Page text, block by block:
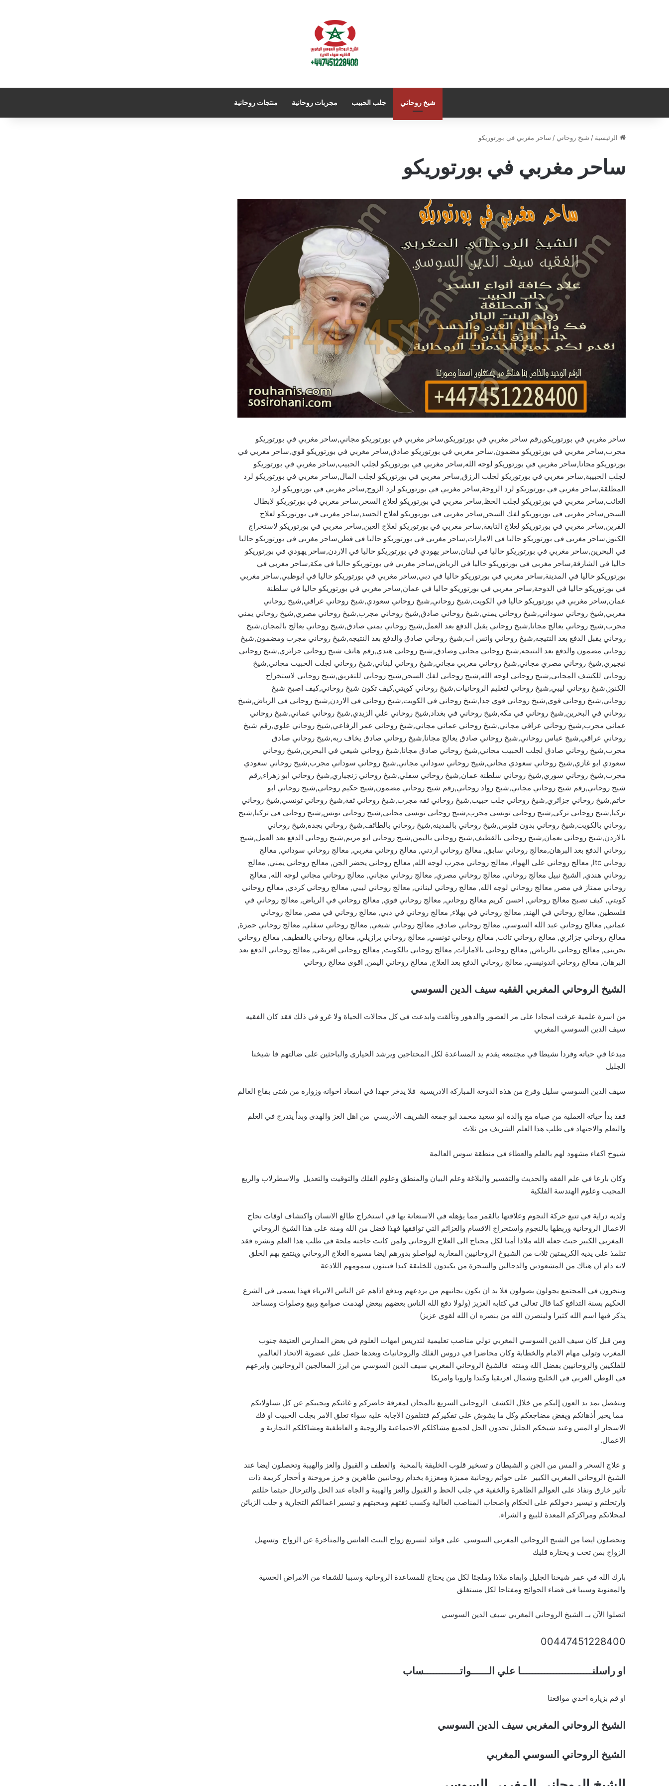
شيخ روحاني جلب الحبيب مجربات روحانية منتجات روحانية
الرئيسية / شيخ روحاني / ساحر مغربي في بورتوريكو
ساحر مغربي في بورتوريكو
ساحر مغربي في بورتوريكو,رقم ساحر مغربي في بورتوريكو,ساحر مغربي في بورتوريكو مجاني,ساحر مغربي في بورتوريكو
مجرب,ساحر مغربي في بورتوريكو مضمون,ساحر مغربي في بورتوريكو صادق,ساحر مغربي في بورتوريكو قوي,ساحر مغربي في
بورتوريكو مجانا,ساحر مغربي في بورتوريكو لوجه الله,ساحر مغربي في بورتوريكو لجلب الحبيب,ساحر مغربي في بورتوريكو
لجلب الحبيبة,ساحر مغربي في بورتوريكو لجلب الرزق,ساحر مغربي في بورتوريكو لجلب المال,ساحر مغربي في بورتوريكو لرد
المطلقة,ساحر مغربي في بورتوريكو لرد الزوجة,ساحر مغربي في بورتوريكو لرد الزوج,ساحر مغربي في بورتوريكو لرد
الغائب,ساحر مغربي في بورتوريكو لجلب الحظ,ساحر مغربي في بورتوريكو لعلاج السحر,ساحر مغربي في بورتوريكو لابطال
السحر,ساحر مغربي في بورتوريكو لفك السحر,ساحر مغربي في بورتوريكو لعلاج الحسد,ساحر مغربي في بورتوريكو لعلاج
القرين,ساحر مغربي في بورتوريكو لعلاج التابعة,ساحر مغربي في بورتوريكو لعلاج العين,ساحر مغربي في بورتوريكو لاستخراج
الكنوز,ساحر مغربي في بورتوريكو حاليا في الامارات,ساحر مغربي في بورتوريكو حاليا في قطر,ساحر مغربي في بورتوريكو حاليا
في البحرين,ساحر مغربي في بورتوريكو حاليا في لبنان,ساحر يهودي في بورتوريكو حاليا في الاردن,ساحر يهودي في بورتوريكو
حاليا في الشارقة,ساحر مغربي في بورتوريكو حاليا في الرياض,ساحر مغربي في بورتوريكو حاليا في مكة,ساحر مغربي في
بورتوريكو حاليا في المدينة,ساحر مغربي في بورتوريكو حاليا في دبي,ساحر مغربي في بورتوريكو حاليا في ابوظبي,ساحر مغربي
في بورتوريكو حاليا في الدوحة,ساحر مغربي في بورتوريكو حاليا في عمان,ساحر مغربي في بورتوريكو حاليا في سلطنة
عمان,ساحر مغربي في بورتوريكو حاليا في الكويت,شيخ روحاني,شيخ روحاني سعودي,شيخ روحاني عراقي,شيخ روحاني
مغربي,شيخ روحاني سوداني,شيخ روحاني يمني,شيخ روحاني صادق,شيخ روحاني مجرب,شيخ روحاني مصري,شيخ روحاني يمني
مجرب,شيخ روحاني يعالج مجانا,شيخ روحاني يقبل الدفع بعد العمل,شيخ روحاني يمني صادق,شيخ روحاني يعالج بالمجان,شيخ
روحاني يقبل الدفع بعد النتيجه,شيخ روحاني واتس اب,شيخ روحاني صادق والدفع بعد النتيجه,شيخ روحاني مجرب ومضمون,شيخ
روحاني مضمون والدفع بعد النتيجه,شيخ روحاني مجاني وصادق,شيخ روحاني هندي,رقم هاتف شيخ روحاني جزائري,شيخ روحاني
نيجيري,شيخ روحاني مصري مجاني,شيخ روحاني مغربي مجاني,شيخ روحاني لبناني,شيخ روحاني لجلب الحبيب مجاني,شيخ
روحاني للكشف المجاني,شيخ روحاني لوجه الله,شيخ روحاني لفك السحر,شيخ روحاني للتفريق,شيخ روحاني لاستخراج
الكنوز,شيخ روحاني ليبي,شيخ روحاني لتعليم الروحانيات,شيخ روحاني كويتي,كيف تكون شيخ روحاني,كيف اصبح شيخ
روحاني,شيخ روحاني قوي,شيخ روحاني قوي جدا,شيخ روحاني في الكويت,شيخ روحاني في الاردن,شيخ روحاني في الرياض,شيخ
روحاني في البحرين,شيخ روحاني في مكه,شيخ روحاني في بغداد,شيخ روحاني علي الزيدي,شيخ روحاني عماني,شيخ روحاني
عماني مجرب,شيخ روحاني عراقي مجاني,شيخ روحاني عماني مجاني,شيخ روحاني عمر الرفاعي,شيخ روحاني علوي,رقم شيخ
روحاني عراقي,شيخ عباس روحاني,شيخ روحاني صادق يعالج مجانا,شيخ روحاني صادق يخاف ربه,شيخ روحاني صادق
مجرب,شيخ روحاني صادق لجلب الحبيب مجاني,شيخ روحاني صادق مجانا,شيخ روحاني شيعي في البحرين,شيخ روحاني
سعودي ابو غازي,شيخ روحاني سعودي مجاني,شيخ روحاني سوداني مجاني,شيخ روحاني سوداني مجرب,شيخ روحاني سعودي
مجرب,شيخ روحاني سوري,شيخ روحاني سلطنة عمان,شيخ روحاني سفلي,شيخ روحاني زنجباري,شيخ روحاني ابو زهراء,رقم
شيخ روحاني,رقم شيخ روحاني مجاني,شيخ رواد روحاني,رقم شيخ روحاني مضمون,شيخ حكيم روحاني,شيخ روحاني ابو
حاتم,شيخ روحاني جزائري,شيخ روحاني جلب حبيب,شيخ روحاني ثقه مجرب,شيخ روحاني ثقة,شيخ روحاني تونسي,شيخ روحاني
تركيا,شيخ روحاني تركي,شيخ روحاني تونسي مجرب,شيخ روحاني تونسي مجاني,شيخ روحاني تونس,شيخ روحاني في تركيا,شيخ
روحاني بالكويت,شيخ روحاني بدون فلوس,شيخ روحاني بالمدينه,شيخ روحاني بالطائف,شيخ روحاني بجدة,شيخ روحاني
بالاردن,شيخ روحاني بعمان,شيخ روحاني بالقطيف,شيخ روحاني باليمن,شيخ روحاني ابو مريم,شيخ روحاني الدفع بعد العمل,شيخ
روحاني الدفع بعد البرهان,معالج روحاني سابق, معالج روحاني اردني, معالج روحاني مغربي, معالج روحاني سوداني, معالج
روحاني ltc, معالج روحاني على الهواء, معالج روحاني مجرب لوجه الله, معالج روحاني يحضر الجن, معالج روحاني يمني, معالج
روحاني هندي, الشيخ نبيل معالج روحاني, معالج روحاني مصري, معالج روحاني مجاني, معالج روحاني مجاني لوجه الله, معالج
روحاني ممتاز في مصر, معالج روحاني لوجه الله, معالج روحاني لبناني, معالج روحاني ليبي, معالج روحاني كردي, معالج روحاني
كويتي, كيف تصبح معالج روحاني, احسن كريم معالج روحاني, معالج روحاني قوي, معالج روحاني في الرياض, معالج روحاني في
فلسطين, معالج روحاني في الهند, معالج روحاني في بهلاء, معالج روحاني في دبي, معالج روحاني في مصر, معالج روحاني
عماني, معالج روحاني عبد الله السوسي, معالج روحاني صادق, معالج روحاني شيعي, معالج روحاني سفلي, معالج روحاني حمزة,
معالج روحاني جزائري, معالج روحاني تائب, معالج روحاني تونسي, معالج روحاني برازيلي, معالج روحاني بالقطيف, معالج روحاني
بحريني, معالج روحاني بالرياض, معالج روحاني بالامارات, معالج روحاني بالكويت, معالج روحاني افريقي, معالج روحاني الدفع بعد
البرهان, معالج روحاني اندونيسي, معالج روحاني الدفع بعد العلاج, معالج روحاني اليمن, اقوى معالج روحاني
الشيخ الروحاني المغربي الفقيه سيف الدين السوسي
من اسرة علمية عرفت امجادا على مر العصور والدهور وتألقت وابدعت في كل مجالات الحياة ولا غرو في ذلك فقد كان الفقيه
سيف الدين السوسي المغربي
مبدعا في حياته وفردا نشيطا في مجتمعه يقدم يد المساعدة لكل المحتاجين ويرشد الحيارى والباحثين على ضالتهم فا شيخنا
الجليل
سيف الدين السوسي سليل وفرع من هذه الدوحة المباركة الادريسية فلا يدخر جهدا في اسعاد اخوانه وزواره من شتى بقاع العالم
فقد بدأ حياته العملية من صباه مع والده ابو سعيد محمد ابو جمعة الشريف الأدريسي من اهل العز والهدى وبدأ يتدرج في العلم
والتعلم والاجتهاد في طلب هذا العلم الشريف من ثلاث
شيوخ اكفاء مشهود لهم بالعلم والعطاء في منطقة سوس العالمة
وكان بارعا في علم الفقه والحديث والتفسير والبلاغة وعلم البيان والمنطق وعلوم الفلك والتوقيت والتعديل والاسطرلاب والربع
المجيب وعلوم الهندسة الفلكية
ولديه دراية في تتبع حركة النجوم وعلاقتها بالقمر مما يؤهله في الاستعانة بها في استخراج طالع الانسان واكتشاف اوقات نجاح
الاعمال الروحانية وربطها بالنجوم واستخراج الاقسام والعزائم التي توافقها فهذا فضل من الله ومنة على هذا الشيخ الروحاني
المغربي الكبير حيث جعله الله ملاذا أمنا لكل محتاج الى العلاج الروحاني ولمن كانت حاجته ملحة في طلب هذا العلم ونشره فقد
تتلمذ على يديه الكريمتين ثلات من الشيوخ الروحانيين المغاربة ليواصلو بدورهم ايضا مسيرة العلاج الروحاني وينتفع بهم الخلق
لانه دام ان هناك من المشعوذين والدجالين والسحرة من يكيدون للخليقة كيدا فيبثون سمومهم اللاذعة
وينخرون في المجتمع يجولون يصولون فلا بد ان يكون بجانبهم من يردعهم ويدفع اذاهم عن الناس الابرياء فهذا يسمى في الشرع
الحكيم بسنة التدافع كما قال تعالى في كتابه العزيز (ولولا دفع الله الناس بعضهم ببعض لهدمت صوامع وبيع وصلوات ومساجد
يذكر فيها اسم الله كثيرا ولينصرن الله من ينصره ان الله لقوي عزيز)
ومن قبل كان سيف الدين السوسي المغربي تولي مناصب تعليمية لتدريس امهات العلوم في بعض المدارس العتيقة جنوب
المغرب وتولى مهام الامام والخطابة وكان محاضرا في دروس الفلك والروحانيات وبعدها حصل على عضوية الاتحاد العالمي
للفلكيين والروحانيين بفضل الله ومنته فالشيخ الروحاني المغربي سيف الدين السوسي من ابرز المعالجين الروحانيين وابرعهم
في الوطن العربي في الخليج وشمال افريقيا وكندا واروبا وامريكا
ويتفضل بمد يد العون إليكم من خلال الكشف الروحاني السريع بالمجان لمعرفة حاضركم و غائبكم ويجيبكم عن كل تساؤلاتكم
مما يحير أذهانكم ويقض مضاجعكم وكل ما يشوش على تفكيركم فتتلقون الإجابة عليه سواء تعلق الامر بجلب الحبيب او فك
الاسحار او المس وعند شيخكم الجليل تجدون الحل لجميع مشاكلكم الاجتماعية والزوجية و العاطفية ومشاكلكم التجارية و
الاعمال.
و علاج السحر و المس من الجن و الشيطان و تسخير قلوب الخليقة بالمحبة والعطف و القبول والعز والهيبة وتحصلون ايضا عند
الشيخ الروحاني المغربي الكبير على خواتم روحانية مميزة ومعززة بخدام روحانيين طاهرين و خرز مروحنة و أحجار كريمة ذات
تأثير خارق ونفاذ على العوالم الظاهرة والخفية في جلب الحظ و القبول والعز والهيبة و الجاه عند الحل والترحال حيثما حللتم
وارتحلتم و تيسير دخولكم على الحكام واصحاب المناصب العالية وكسب ثقتهم ومحبتهم و تيسير اعمالكم التجارية و جلب الزبائن
لمحلاتكم ومراكزكم المعدة للبيع و الشراء.
وتحصلون ايضا من الشيخ الروحاني المغربي السوسي على فوائد لتسريع زواج البنت العانس والمتأخرة عن الزواج وتسهيل
الزواج بمن تحب و يختاره قلبك
بارك الله في عمر شيخنا الجليل وابقاه ملاذا وملجئا لكل من يحتاج للمساعدة الروحانية وسببا للشفاء من الامراض الحسية
والمعنوية وسببا في قضاء الحوائج ومفتاحا لكل مستغلق
اتصلوا الآن بــ الشيخ الروحاني المغربي سيف الدين السوسي
00447451228400
او راسلنــــــــــــــــــــــــا علي الــــــواتــــــــــــساب
او قم بزيارة احدي مواقعنا
الشيخ الروحاني المغربي سيف الدين السوسي
الشيخ الروحاني السوسي المغربي